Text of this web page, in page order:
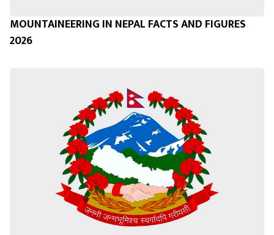
MOUNTAINEERING IN NEPAL FACTS AND FIGURES
2026